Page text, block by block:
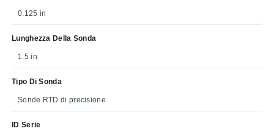
0.125 in
Lunghezza Della Sonda
1.5 in
Tipo Di Sonda
Sonde RTD di precisione
ID Serie